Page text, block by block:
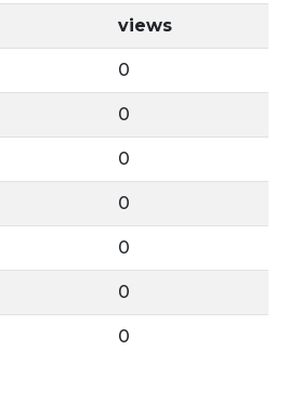
views
0
0
0
0
0
0
0